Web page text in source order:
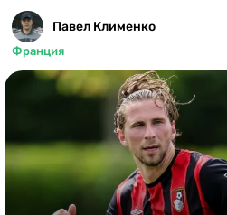
Павел Клименко
Франция